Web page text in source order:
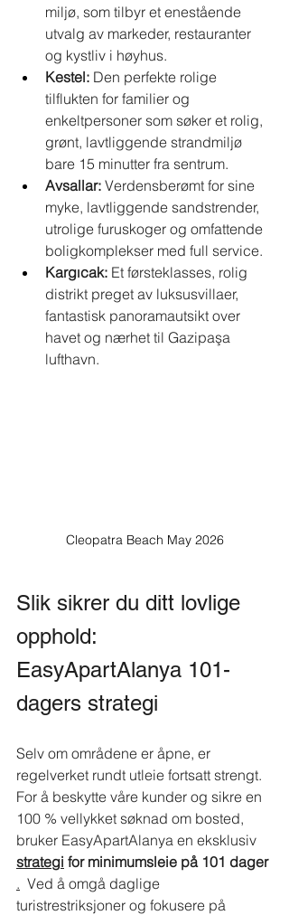
miljø, som tilbyr et enestående
utvalg av markeder, restauranter
og kystliv i høyhus.
Kestel: Den perfekte rolige
tilflukten for familier og
enkeltpersoner som søker et rolig,
grønt, lavtliggende strandmiljø
bare 15 minutter fra sentrum.
Avsallar: Verdensberømt for sine
myke, lavtliggende sandstrender,
utrolige furuskoger og omfattende
boligkomplekser med full service.
Kargıcak: Et førsteklasses, rolig
distrikt preget av luksusvillaer,
fantastisk panoramautsikt over
havet og nærhet til Gazipaşa
lufthavn.
Cleopatra Beach May 2026
Slik sikrer du ditt lovlige
opphold:
EasyApartAlanya 101-
dagers strategi
Selv om områdene er åpne, er
regelverket rundt utleie fortsatt strengt.
For å beskytte våre kunder og sikre en
100 % vellykket søknad om bosted,
bruker EasyApartAlanya en eksklusiv
strategi for minimumsleie på 101 dager
. Ved å omgå daglige
turistrestriksjoner og fokusere på